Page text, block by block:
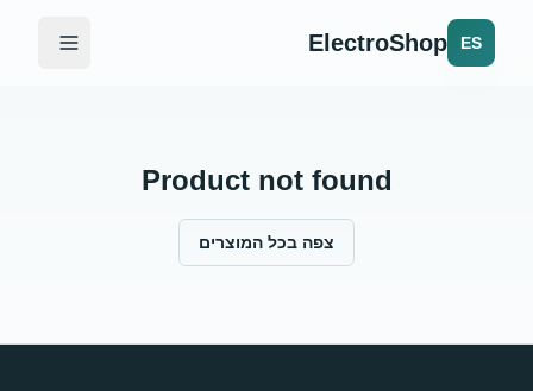
ES
ElectroShop
Product not found
צפה בכל המוצרים